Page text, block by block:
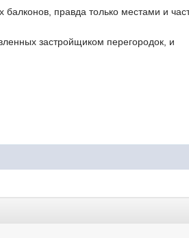
правда только местами и
застройщиком перегородок, и